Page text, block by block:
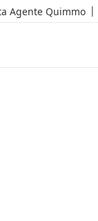
Agente Quimmo